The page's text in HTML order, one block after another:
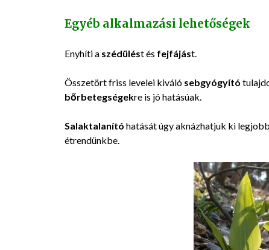
Egyéb alkalmazási lehetőségek
Enyhíti a szédülést és fejfájást.
Összetört friss levelei kiváló sebgyógyító
bőrbetegségekre is jó hatásúak.
Salaktalanító hatását úgy aknázhatjuk ki
étrendünkbe.